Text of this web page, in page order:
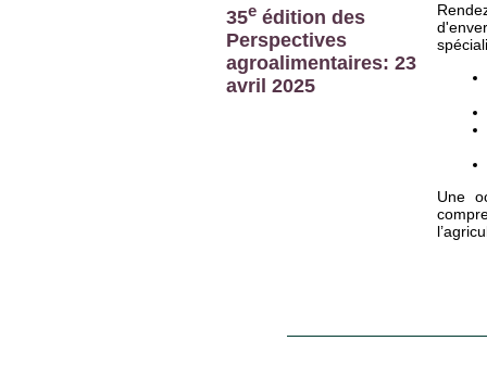
35e édition des
Perspectives
agroalimentaires: 23
avril 2025
Une